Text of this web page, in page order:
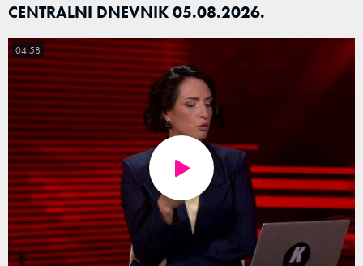
CENTRALNI DNEVNIK 05.08.2026.
04:58